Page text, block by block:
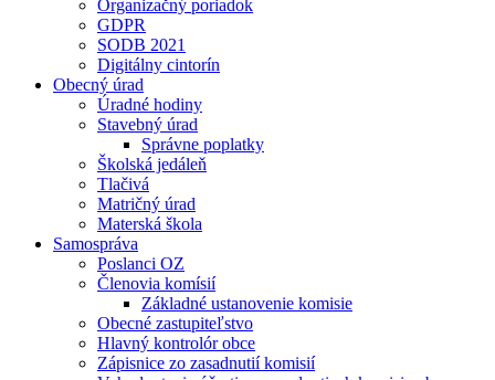
Organizačný poriadok
GDPR
SODB 2021
Digitálny cintorín
Obecný úrad
Úradné hodiny
Stavebný úrad
Správne poplatky
Školská jedáleň
Tlačivá
Matričný úrad
Materská škola
Samospráva
Poslanci OZ
Členovia komísií
Základné ustanovenie komisie
Obecné zastupiteľstvo
Hlavný kontrolór obce
Zápisnice zo zasadnutií komisií